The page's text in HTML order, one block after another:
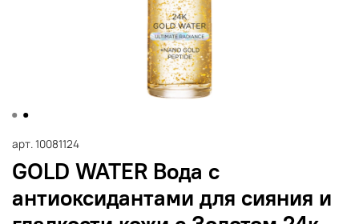
арт.10081124
GOLD WATER Вода с
антиоксидантами для сияния и